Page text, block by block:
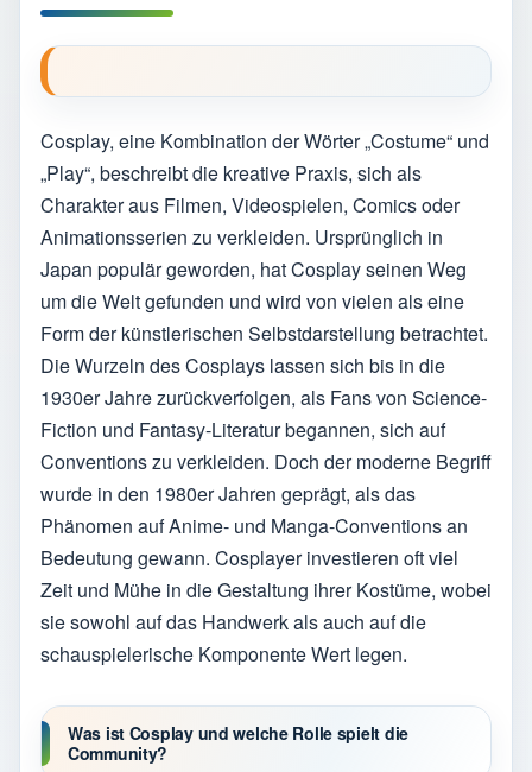
Cosplay, eine Kombination der Wörter „Costume“ und
„Play“, beschreibt die kreative Praxis, sich als
Charakter aus Filmen, Videospielen, Comics oder
Animationsserien zu verkleiden. Ursprünglich in
Japan populär geworden, hat Cosplay seinen Weg
um die Welt gefunden und wird von vielen als eine
Form der künstlerischen Selbstdarstellung betrachtet.
Die Wurzeln des Cosplays lassen sich bis in die
1930er Jahre zurückverfolgen, als Fans von Science-
Fiction und Fantasy-Literatur begannen, sich auf
Conventions zu verkleiden. Doch der moderne Begriff
wurde in den 1980er Jahren geprägt, als das
Phänomen auf Anime- und Manga-Conventions an
Bedeutung gewann. Cosplayer investieren oft viel
Zeit und Mühe in die Gestaltung ihrer Kostüme, wobei
sie sowohl auf das Handwerk als auch auf die
schauspielerische Komponente Wert legen.
Was ist Cosplay und welche Rolle spielt die
Community?